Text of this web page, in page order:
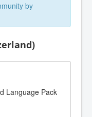
by
Language Pack